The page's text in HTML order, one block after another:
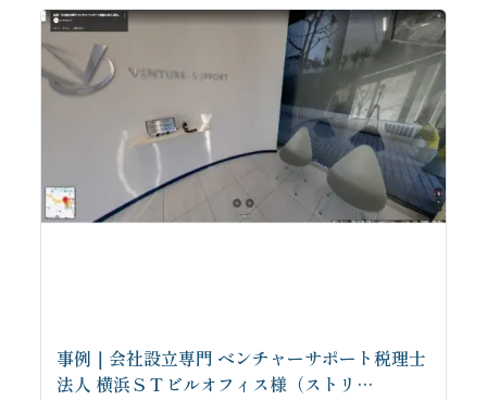
事例｜会社設立専門 ベンチャーサポート税理士
法人 横浜ＳＴビルオフィス様（ストリ…